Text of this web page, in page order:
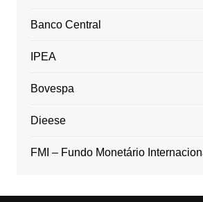
Banco Central
IPEA
Bovespa
Dieese
FMI – Fundo Monetário